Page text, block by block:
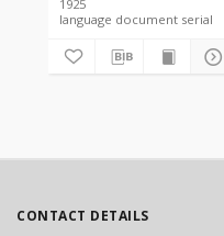
1925
language document serial
CONTACT DETAILS